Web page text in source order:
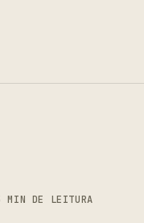
MIN DE LEITURA